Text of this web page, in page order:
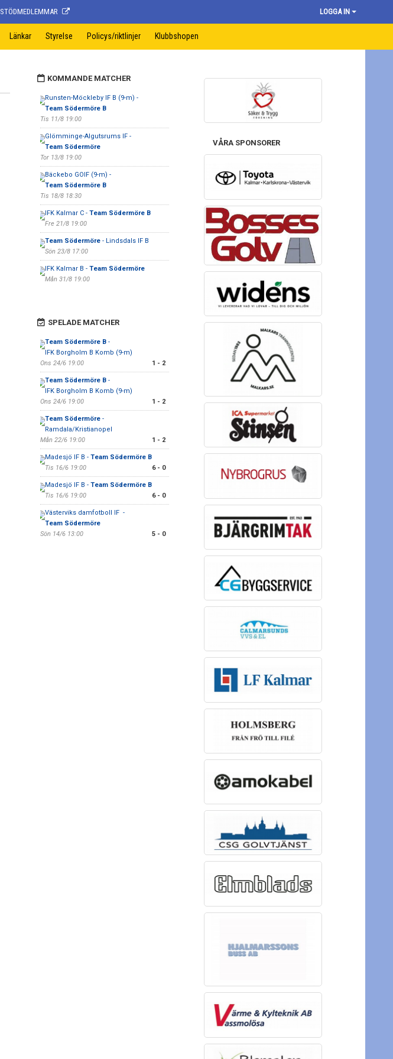
STÖDMEDLEMMAR LOGGA IN
Länkar Styrelse Policys/riktlinjer Klubbshopen
KOMMANDE MATCHER
Runsten-Möckleby IF B (9-m) -
Team Södermöre B
Tis 11/8 19:00
Glömminge-Algutsrums IF -
Team Södermöre
Tor 13/8 19:00
Bäckebo GOIF (9-m) -
Team Södermöre B
Tis 18/8 18:30
IFK Kalmar C - Team Södermöre B
Fre 21/8 19:00
Team Södermöre- Lindsdals IF B
Sön 23/8 17:00
IFK Kalmar B - Team Södermöre
Mån 31/8 19:00
SPELADE MATCHER
Team Södermöre B-
IFK Borgholm B Komb (9-m)
Ons 24/6 19:00
1 - 2
Team Södermöre B-
IFK Borgholm B Komb (9-m)
Ons 24/6 19:00
1 - 2
Team Södermöre-
Ramdala/Kristianopel
Mån 22/6 19:00
1 - 2
Madesjö IF B - Team Södermöre B
Tis 16/6 19:00
6 - 0
Madesjö IF B - Team Södermöre B
Tis 16/6 19:00
6 - 0
Västerviks damfotboll IF -
Team Södermöre
Sön 14/6 13:00
5 - 0
VÅRA SPONSORER